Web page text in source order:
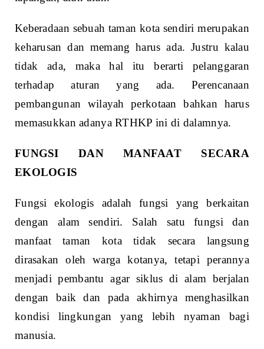
Keberadaan sebuah taman kota sendiri merupakan
keharusan dan memang harus ada. Justru kalau
tidak ada, maka hal itu berarti pelanggaran
terhadap aturan yang ada. Perencanaan
pembangunan wilayah perkotaan bahkan harus
memasukkan adanya RTHKP ini di dalamnya.
FUNGSI DAN MANFAAT SECARA
EKOLOGIS
Fungsi ekologis adalah fungsi yang berkaitan
dengan alam sendiri. Salah satu fungsi dan
manfaat taman kota tidak secara langsung
dirasakan oleh warga kotanya, tetapi perannya
menjadi pembantu agar siklus di alam berjalan
dengan baik dan pada akhirnya menghasilkan
kondisi lingkungan yang lebih nyaman bagi
manusia.